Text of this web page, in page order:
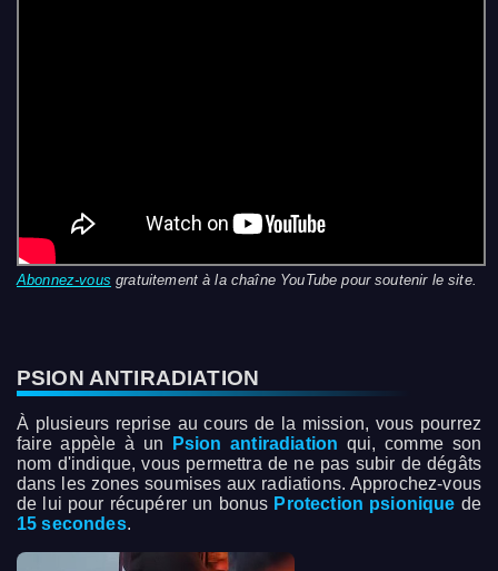
Abonnez-vous gratuitement à la chaîne YouTube pour soutenir le site.
PSION ANTIRADIATION
À plusieurs reprise au cours de la mission, vous pourrez
faire appèle à un
Psion antiradiation qui, comme son
nom d'indique, vous permettra de ne pas subir de dégâts
dans les zones soumises aux radiations. Approchez-vous
de lui pour récupérer un bonus Protection psionique de
15 secondes.